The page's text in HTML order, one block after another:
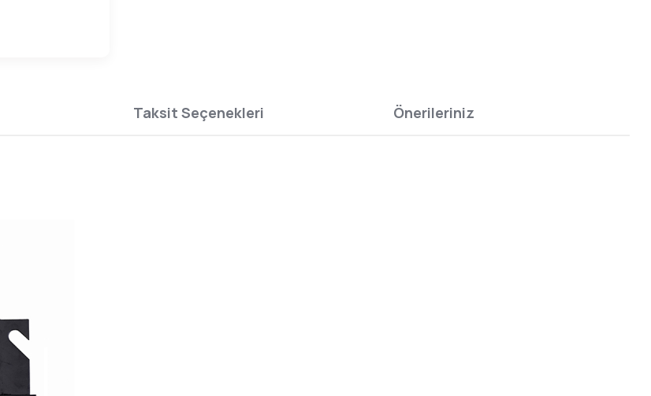
Taksit Seçenekleri Önerileriniz